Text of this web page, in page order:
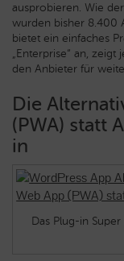
ausprobieren. Wie
wurden bisher 8.400
bietet ein einfaches
„Enterprise“ an,
den Anbieter für
Die
(PWA) statt
in
Das Plug-in